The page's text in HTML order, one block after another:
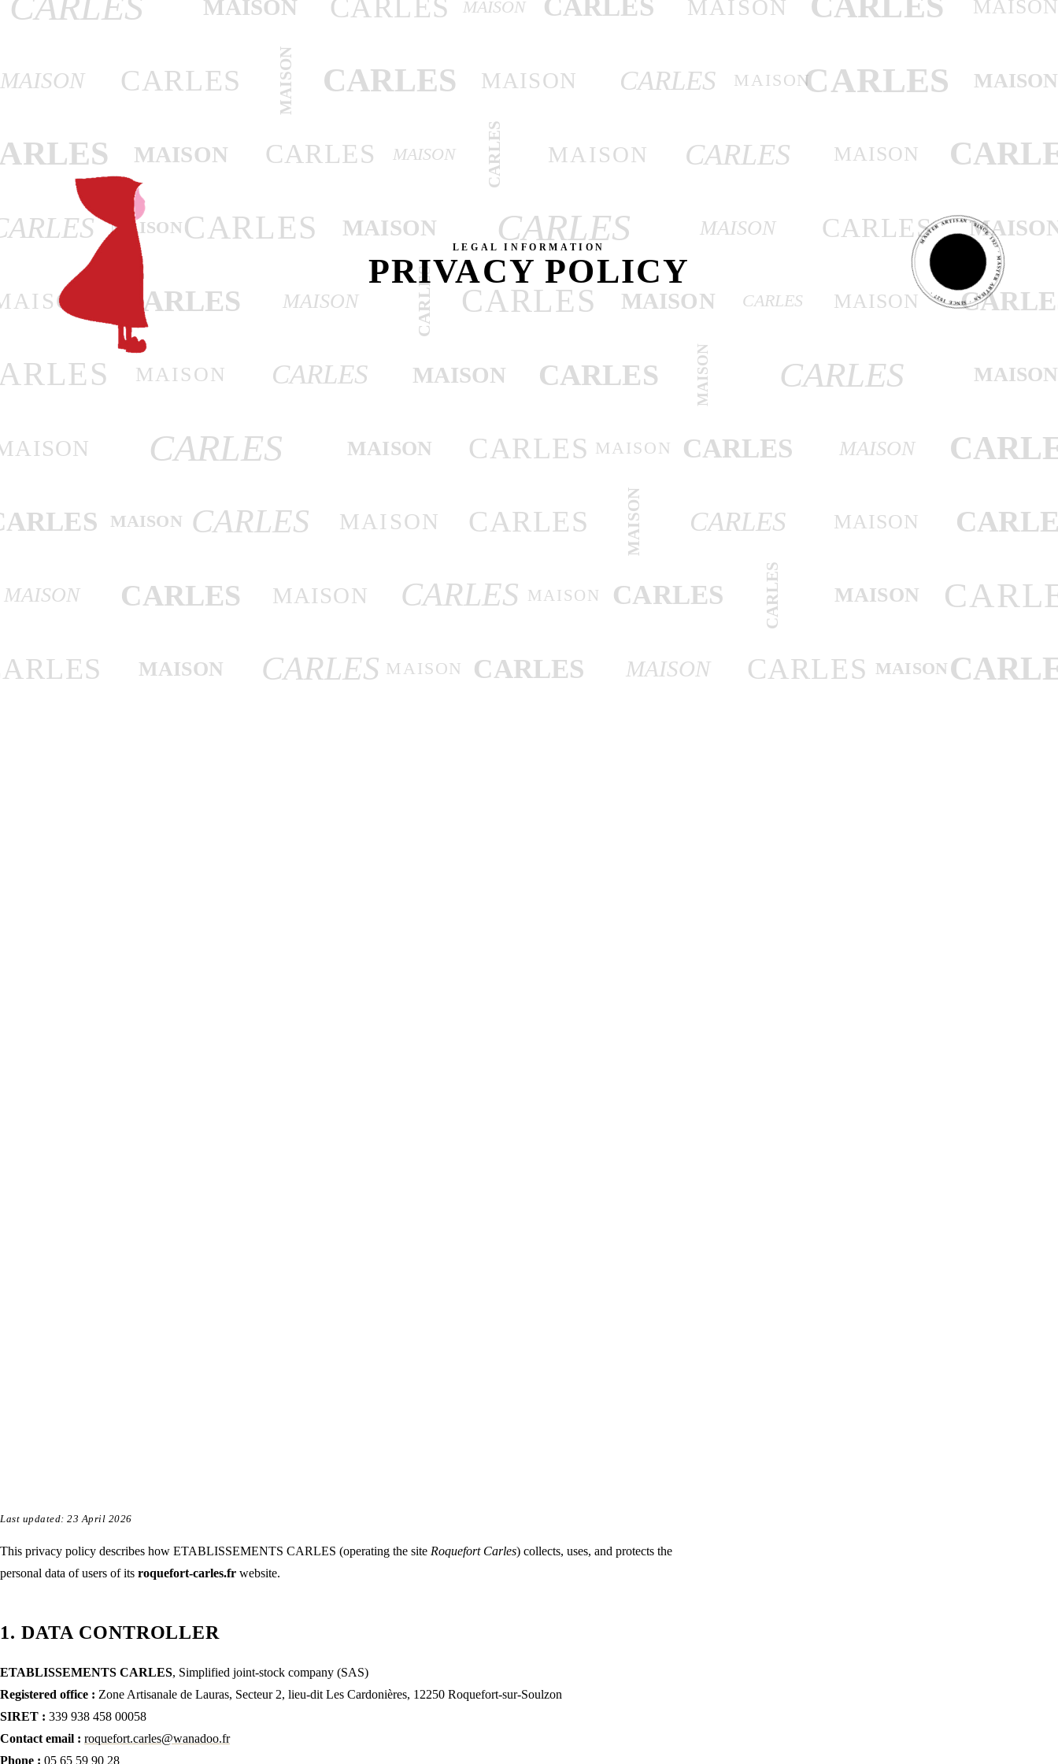
MAISON CARLES MAISON CARLES MAISON
MAISON CARLES MAISON CARLES MAISON CARLES MAISONCARLES MAISON
MAISON CARLES MAISON CARLES MAISON CARLES MAISON
MAISONCARLES MAISON CARLES MAISON CARLES
CARLES MAISON CARLES CARLES MAISON CARLES MAISON
MAISON CARLES MAISON CARLES MAISON CARLES MAISON
CARLES MAISON CARLES MAISON CARLES MAISON
MAISON CARLES MAISON CARLES MAISON CARLES MAISON
MAISON CARLES MAISON CARLES MAISON CARLES CARLES MAISON
MAISON CARLES MAISON CARLES MAISON CARLES MAISON
LEGAL INFORMATION
PRIVACY POLICY MASTER ARTISAN · SINCE 1927 · MASTER ARTISAN · SINCE 1927 ·
Privacy policy
Last updated: 23 April 2026
This privacy policy describes how ETABLISSEMENTS CARLES (operating the site Roquefort Carles) collects, uses, and protects the
personal data of users of its roquefort-carles.fr website.
1. DATA CONTROLLER
ETABLISSEMENTS CARLES, Simplified joint-stock company (SAS)
Registered office : Zone Artisanale de Lauras, Secteur 2, lieu-dit Les Cardonières, 12250 Roquefort-sur-Soulzon
SIRET : 339 938 458 00058
Contact email : roquefort.carles@wanadoo.fr
Phone : 05 65 59 90 28